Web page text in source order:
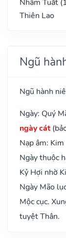
Nhâm Tuất
Thiên Lao
Ngũ
Ngũ hành
Ngày: Quý
ngày cát
Nạp âm:
Ngày thuộc
Kỷ Hợi nhờ
Ngày Mão
Mộc cục.
tuyệt Thân.